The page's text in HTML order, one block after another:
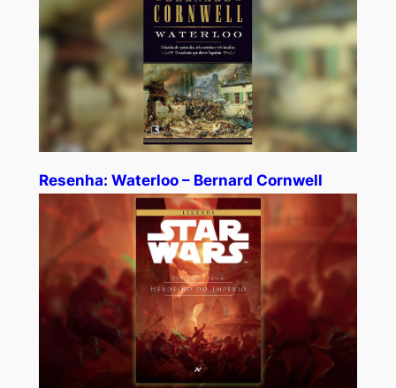
Resenha: Waterloo – Bernard Cornwell